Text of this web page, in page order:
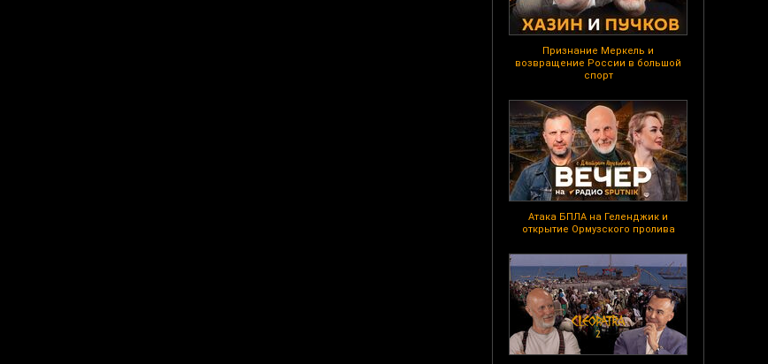
Признание Меркель и
возвращение России в большой
спорт
Атака БПЛА на Геленджик и
открытие Ормузского пролива